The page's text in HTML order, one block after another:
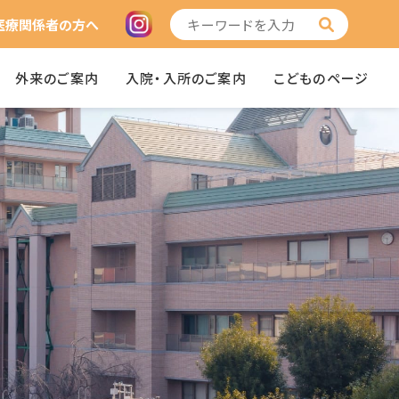
療関係者の方へ
外来のご案内 入院・入所のご案内 こどものページ